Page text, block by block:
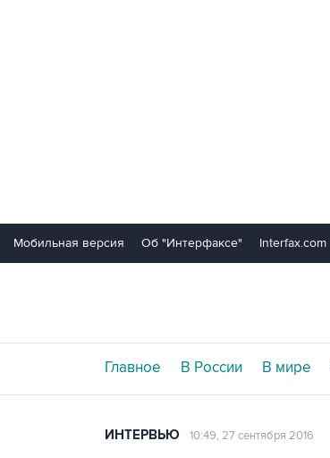
Мобильная версия Об "Интерфаксе" Interfax.com
Главное В России В мире
ИНТЕРВЬЮ 10:49, 27 сентября 2016